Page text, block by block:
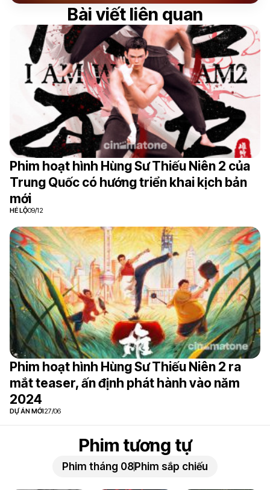
Bài viết liên quan
Phim hoạt hình Hùng Sư Thiếu Niên 2 của
Trung Quốc có hướng triển khai kịch bản
mới
HÉ LỘ09/12
Phim hoạt hình Hùng Sư Thiếu Niên 2 ra
mắt teaser, ấn định phát hành vào năm
2024
DỰ ÁN MỚI27/06
Phim tương tự
Phim tháng 08 Phim sắp chiếu